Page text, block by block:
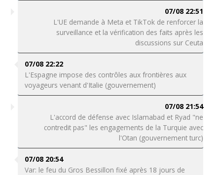
07/08 22:51
L'UE demande à Meta et TikTok de renforcer la
surveillance et la vérification des faits après les
discussions sur Ceuta
07/08 22:22
L'Espagne impose des contrôles aux frontières aux
voyageurs venant d'Italie (gouvernement)
07/08 21:54
L'accord de défense avec Islamabad et Ryad "ne
contredit pas" les engagements de la Turquie avec
l'Otan (gouvernement turc)
07/08 20:54
Var: le feu du Gros Bessillon fixé après 18 jours de